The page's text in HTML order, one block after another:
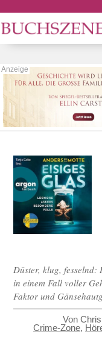
Düster, klug, fesselnd:
in einem Fall voller
Faktor und
Von
Crime-Zone,